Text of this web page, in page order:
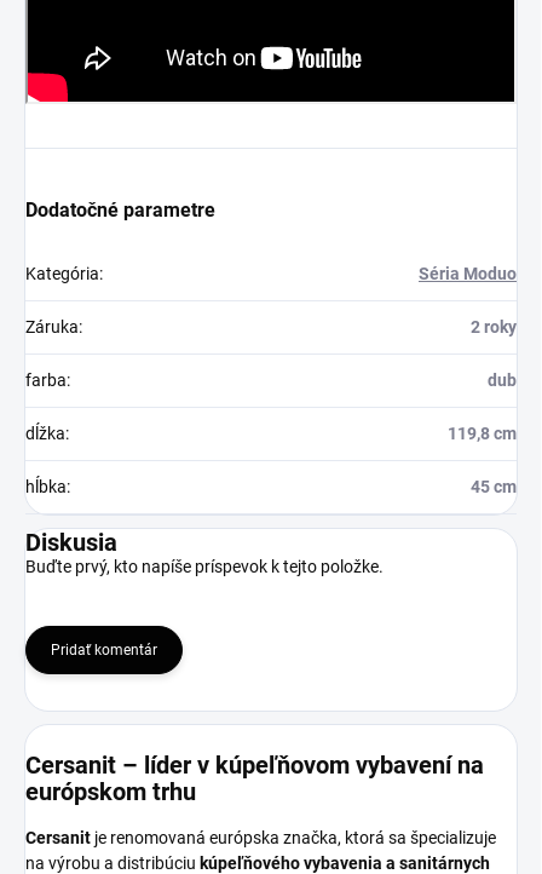
Dodatočné parametre
Kategória: Séria Moduo
Záruka: 2 roky
farba: dub
dĺžka: 119,8 cm
hĺbka: 45 cm
Diskusia
Buďte prvý, kto napíše príspevok k tejto položke.
Pridať komentár
Cersanit – líder v kúpeľňovom vybavení na
európskom trhu
Cersanit je renomovaná európska značka, ktorá sa špecializuje
na výrobu a distribúciu kúpeľňového vybavenia a sanitárnych